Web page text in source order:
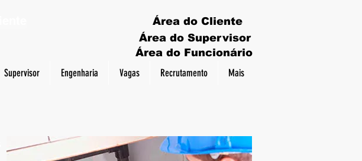
Área do Cliente
Área do Supervisor
Supervisor Engenharia Vagas Recrutamento Mais
Área do Funcionário